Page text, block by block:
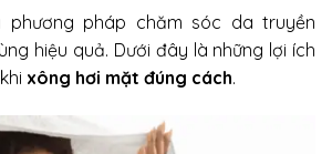
phương pháp chăm sóc da truyền
hiệu quả. Dưới đây là những lợi ích
xông hơi mặt đúng cách.